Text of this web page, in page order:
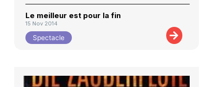
Le meilleur est pour la fin
15 Nov 2014
Spectacle